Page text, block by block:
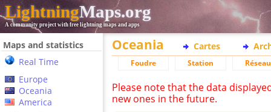
LightningMaps.org
A community project with free lightning maps and apps
Maps and statistics
Real Time
Europe
Oceania
America
Oceania Cartes
Foudre Station Réseau
Please note that the data
new ones in the future.